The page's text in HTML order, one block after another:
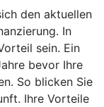
den aktuellen
In
sein. Ein
bevor Ihre
So blicken Sie
Ihre Vorteile